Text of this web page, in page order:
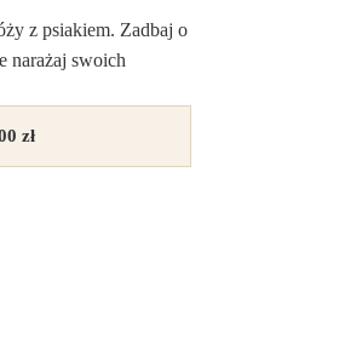
z psiakiem. Zadbaj o
narażaj swoich
zł